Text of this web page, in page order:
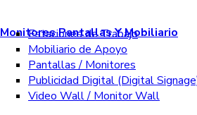
Monitores Pantallas Y Mobiliario
Estaciones de Trabajo
Mobiliario de Apoyo
Pantallas / Monitores
Publicidad Digital (Digital
Video Wall / Monitor Wall